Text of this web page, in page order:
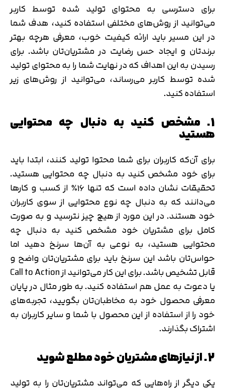
برای دسترسی به محتوای تولید شده توسط کاربر
می‌توانید از روش‌های مختلفی استفاده کنید، هدف شما
در این مسیر باید ارائه کیفیت خوب، معرفی هرچه بهتر
برندتان و ایجاد حس رضایت در مشتریان‌تان باشد. برای
رسیدن به این اهداف که در نهایت شما را به محتوای تولید
شده توسط کاربر می‌رساند، می‌توانید از روش‌های زیر
استفاده کنید.
1. مشخص کنید به دنبال چه محتوایی
هستید
برای آن‌که کاربران برای شما محتوا تولید کنند، ابتدا باید
برای خود مشخص کنید به دنبال چه محتوایی هستید.
تحقیقات نشان داده است که تنها ۱۶٪ از کسب و کارها
می‌دانند که به دنبال چه نوع محتوایی از سوی کاربران
خود هستند. در این مورد از هیچ چیز نترسید و به صورت
کامل برای مشتریان خود مشخص کنید به دنبال چه
محتوایی هستید، به نوعی به آن‌ها سرنخ دهید اما
حواس‌تان باشد این سرنخ باید برای مشتریان‌تان واضح و
قابل تشخیص باشد. برای این کار می‌توانید از Call to Action
یا دعوت به عمل هم استفاده کنید. به طور مثال در پایان
معرفی محصول خود به مخاطبان‌تان بگویید، تجربه‌های
خود را از استفاده از این محصول با شما و سایر کاربران به
اشتراک بگذارند.
2. از نیازهای مشتریان خود مطلع شوید
یکی دیگر از راه‌هایی که می‌تواند مشتریان‌تان را به تولید